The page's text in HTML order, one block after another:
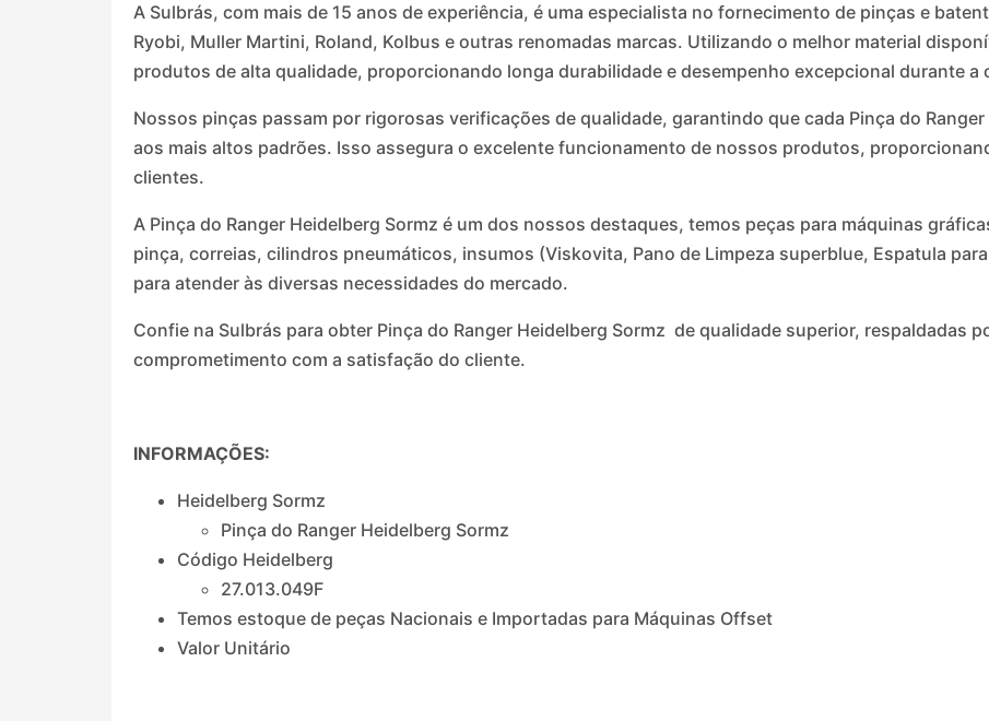
A Sulbrás, com mais de 15 anos de experiência, é uma especialista no fornecimento de pinças e
Ryobi, Muller Martini, Roland, Kolbus e outras renomadas marcas. Utilizando o melhor material
produtos de alta qualidade, proporcionando longa durabilidade e desempenho excepcional durante a
Nossos pinças passam por rigorosas verificações de qualidade, garantindo que cada Pinça do
aos mais altos padrões. Isso assegura o excelente funcionamento de nossos produtos,
clientes.
A Pinça do Ranger Heidelberg Sormz é um dos nossos destaques, temos peças para máquinas
pinça, correias, cilindros pneumáticos, insumos (Viskovita, Pano de Limpeza superblue, Espatula
para atender às diversas necessidades do mercado.
Confie na Sulbrás para obter Pinça do Ranger Heidelberg Sormz de qualidade superior, respaldadas
comprometimento com a satisfação do cliente.
INFORMAÇÕES:
Heidelberg Sormz
Pinça do Ranger Heidelberg Sormz
Código Heidelberg
27.013.049F
Temos estoque de peças Nacionais e Importadas para Máquinas Offset
Valor Unitário